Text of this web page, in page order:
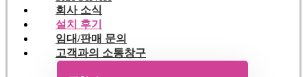
회사 소식
설치 후기
임대/판매 문의
고객과의 소통창구